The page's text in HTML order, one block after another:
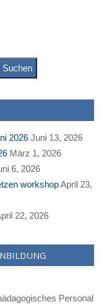
Suchen
2026 Juni 13, 2026
März 1, 2026
6, 2026
workshopApril 23,
22, 2026
Personal